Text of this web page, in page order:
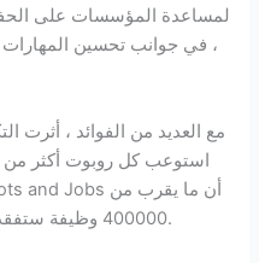
لمساعدة المؤسسات على
، في جوانب تحسين
مع العديد من الفوائد ، أثرت
400000 وظيفة ستفقد كدليل من أسواق العمل الأمريكية.